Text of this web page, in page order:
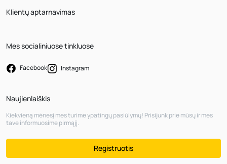
Klientų aptarnavimas
Mes socialiniuose tinkluose
Facebook Instagram
Naujienlaiškis
Kiekvieną mėnesį mes turime ypatingų pasiūlymų! Prisijunk prie mūsų ir mes
tave informuosime pirmąjį.
Registruotis